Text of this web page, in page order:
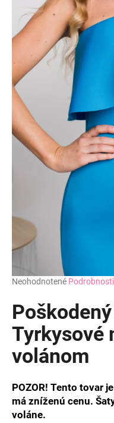
Priemerné
produktu
je
0,0
hviezdičiek.
Neohodnotené
Tyrkysové
volánom
POZOR! Tento tovar
má zníženú cenu.
voláne.